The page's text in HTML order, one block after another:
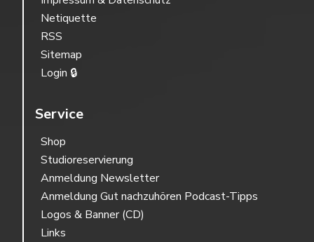
Netiquette
RSS
Sitemap
Login 🔒
Service
Shop
Studioreservierung
Anmeldung Newsletter
Anmeldung Gut nachzuhören Podcast-Tipps
Logos & Banner (CD)
Links